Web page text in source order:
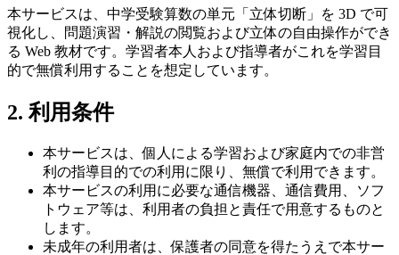
本サービスは、中学受験算数の単元「立体切断」を 3D で可
視化し、問題演習・解説の閲覧および立体の自由操作ができ
る Web 教材です。学習者本人および指導者がこれを学習目
的で無償利用することを想定しています。
2. 利用条件
本サービスは、個人による学習および家庭内での非営
利の指導目的での利用に限り、無償で利用できます。
本サービスの利用に必要な通信機器、通信費用、ソフ
トウェア等は、利用者の負担と責任で用意するものと
します。
未成年の利用者は、保護者の同意を得たうえで本サー